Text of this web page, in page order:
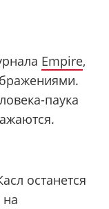
Empire,
паука
останется